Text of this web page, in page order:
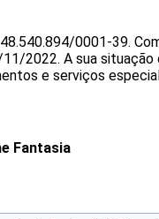
48.540.894/0001-39.
11/2022. A sua
e serviços
Fantasia